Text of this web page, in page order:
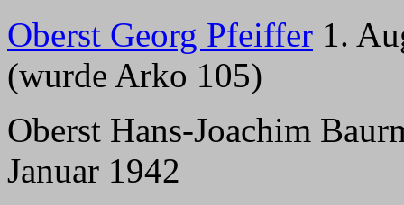
Oberst Georg Pfeiffer 1.
(wurde Arko 105)
Oberst Hans-Joachim
Januar 1942